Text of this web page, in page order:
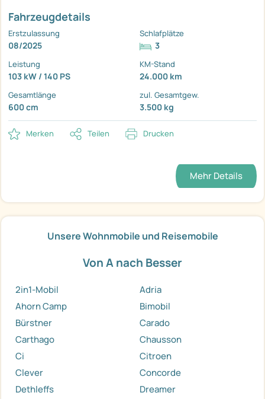
Fahrzeugdetails
Erstzulassung
08/2025
Schlafplätze
3
Leistung
103 kW / 140 PS
KM-Stand
24.000 km
Gesamtlänge
600 cm
zul. Gesamtgew.
3.500 kg
Merken Teilen Drucken
Mehr Details
Unsere Wohnmobile und Reisemobile
Von A nach Besser
2in1-Mobil
Adria
Ahorn Camp
Bimobil
Bürstner
Carado
Carthago
Chausson
Ci
Citroen
Clever
Concorde
Dethleffs
Dreamer